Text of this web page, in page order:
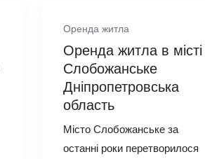
Оренда житла
Оренда житла в місті
Слобожанське
Дніпропетровська
область
Місто Слобожанське за
останні роки перетворилося